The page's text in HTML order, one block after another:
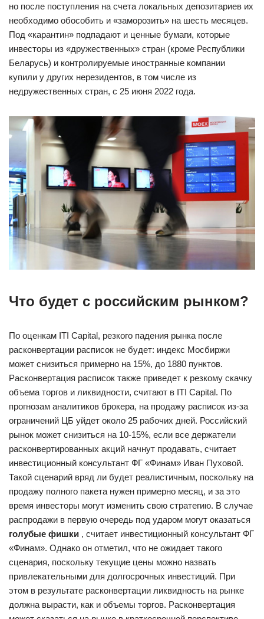
но после поступления на счета локальных депозитариев их
необходимо обособить и «заморозить» на шесть месяцев.
Под «карантин» подпадают и ценные бумаги, которые
инвесторы из «дружественных» стран (кроме Республики
Беларусь) и контролируемые иностранные компании
купили у других нерезидентов, в том числе из
недружественных стран, с 25 июня 2022 года.
Что будет с российским рынком?
По оценкам ITI Capital, резкого падения рынка после
расконвертации расписок не будет: индекс Мосбиржи
может снизиться примерно на 15%, до 1880 пунктов.
Расконвертация расписок также приведет к резкому скачку
объема торгов и ликвидности, считают в ITI Capital. По
прогнозам аналитиков брокера, на продажу расписок из-за
ограничений ЦБ уйдет около 25 рабочих дней. Российский
рынок может снизиться на 10-15%, если все держатели
расконвертированных акций начнут продавать, считает
инвестиционный консультант ФГ «Финам» Иван Пуховой.
Такой сценарий вряд ли будет реалистичным, поскольку на
продажу полного пакета нужен примерно месяц, и за это
время инвесторы могут изменить свою стратегию. В случае
распродажи в первую очередь под ударом могут оказаться
голубые фишки , считает инвестиционный консультант ФГ
«Финам». Однако он отметил, что не ожидает такого
сценария, поскольку текущие цены можно назвать
привлекательными для долгосрочных инвестиций. При
этом в результате расконвертации ликвидность на рынке
должна вырасти, как и объемы торгов. Расконвертация